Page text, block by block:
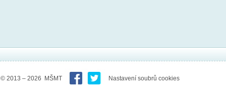
© 2013 – 2026 MŠMT Nastavení soubrů cookies